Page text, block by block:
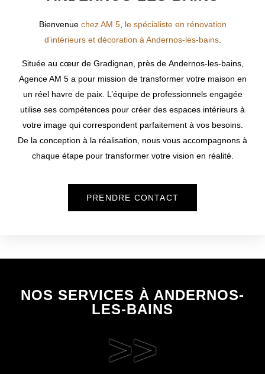
Bienvenue chez AM 5, le spécialiste en rénovation
d’intérieurs et décoration à Andernos-les-bains.
Située au cœur de Gradignan, près de Andernos-les-bains,
Agence AM 5 a pour mission de transformer votre maison en
un réel havre de paix. L’équipe de professionnels engagée
utilise ses compétences pour créer des espaces intérieurs à
votre image qui correspondent parfaitement à vos besoins.
De la conception à la réalisation, nous vous accompagnons à
chaque étape pour transformer votre vision en réalité.
PRENDRE CONTACT
NOS SERVICES À ANDERNOS-
LES-BAINS
>>